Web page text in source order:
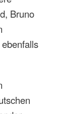
Bruno